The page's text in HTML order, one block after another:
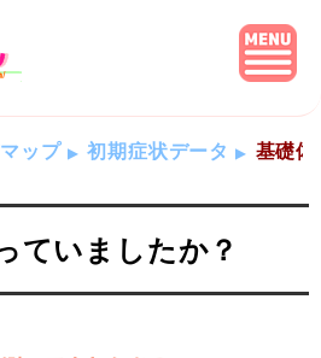
ップ 初期症状データ 基礎
ていましたか？